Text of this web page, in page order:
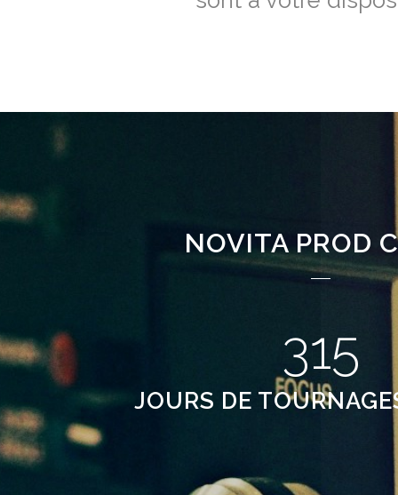
NOVITA PROD
315
JOURS DE